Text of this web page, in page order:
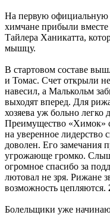
На первую официальную
химчане прибыли
Тайлера Ханикатта,
мышцу.
В стартовом составе
и Томас. Счет открыли
навесил, а Малькольм
выходят вперед. Для
хозяева уж больно легко
Преимущество «Химок»
на уверенное лидерство
доволен. Его замечания
угрожающе громко.
огромное спасибо за
лютовал не зря. Рижане
возможность цепляются.
Болельщики уже